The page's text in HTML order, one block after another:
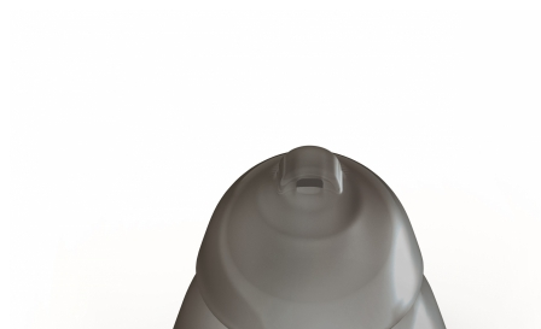
Widex filtersFilters
Domes
Signia Active Mini IX - Oplaadbaar
De Signia Active Mini IX is het nieuwste hoortoestel van Signia.